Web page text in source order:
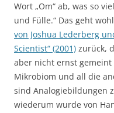
Wort „Om“ ab, was so
und Fülle.“ Das geht
von Joshua Lederberg
Scientist“ (2001) zurück,
aber nicht ernst gemeint
Mikrobiom und all die
sind Analogiebildungen
wiederum wurde von